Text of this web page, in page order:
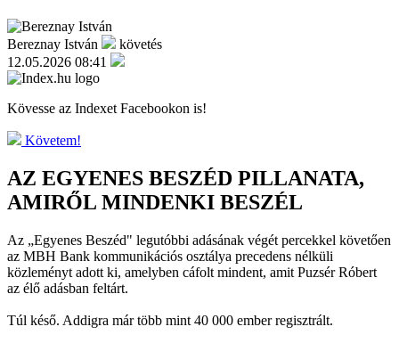
Bereznay István
követés
12.05.2026 08:41
Kövesse az Indexet Facebookon is!
Követem!
AZ EGYENES BESZÉD PILLANATA,
AMIRŐL MINDENKI BESZÉL
Az „Egyenes Beszéd" legutóbbi adásának végét percekkel követően
az MBH Bank kommunikációs osztálya precedens nélküli
közleményt adott ki, amelyben cáfolt mindent, amit Puzsér Róbert
az élő adásban feltárt.
Túl késő. Addigra már több mint 40 000 ember regisztrált.